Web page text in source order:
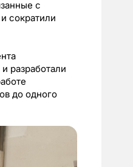
с
сократили
разработали
до одного